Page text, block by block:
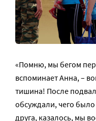
«Помню, мы бегом
вспоминает Анна, –
тишина! После
обсуждали, чего
друга, казалось, мы